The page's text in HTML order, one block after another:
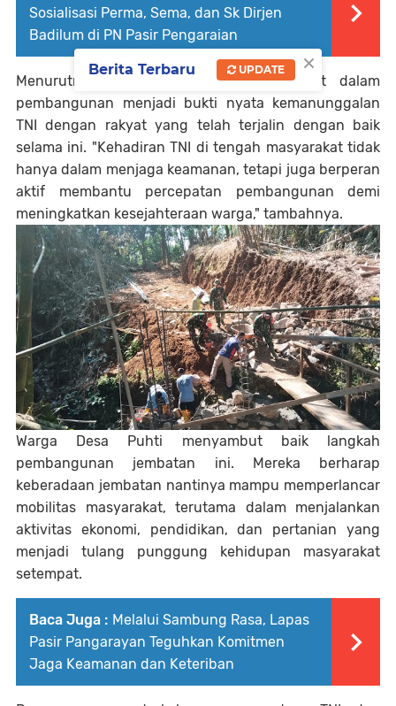
Sosialisasi Perma, Sema, dan Sk Dirjen
Badilum di PN Pasir Pengaraian
Menurutnya, keterlibatan aktif masyarakat dalam
pembangunan menjadi bukti nyata kemanunggalan
TNI dengan rakyat yang telah terjalin dengan baik
selama ini. "Kehadiran TNI di tengah masyarakat tidak
hanya dalam menjaga keamanan, tetapi juga berperan
aktif membantu percepatan pembangunan demi
meningkatkan kesejahteraan warga," tambahnya.
Warga Desa Puhti menyambut baik langkah
pembangunan jembatan ini. Mereka berharap
keberadaan jembatan nantinya mampu memperlancar
mobilitas masyarakat, terutama dalam menjalankan
aktivitas ekonomi, pendidikan, dan pertanian yang
menjadi tulang punggung kehidupan masyarakat
setempat.
Baca Juga : Melalui Sambung Rasa, Lapas
Pasir Pangarayan Teguhkan Komitmen
Jaga Keamanan dan Keteriban
×
Berita Terbaru UPDATE